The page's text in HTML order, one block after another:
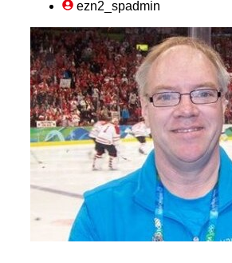
ezn2_spadmin